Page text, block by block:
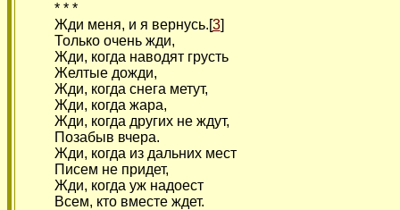
* * *
Жди меня, и я вернусь.[3]
Только очень жди,
Жди, когда наводят грусть
Желтые дожди,
Жди, когда снега метут,
Жди, когда жара,
Жди, когда других не ждут,
Позабыв вчера.
Жди, когда из дальних мест
Писем не придет,
Жди, когда уж надоест
Всем, кто вместе ждет.